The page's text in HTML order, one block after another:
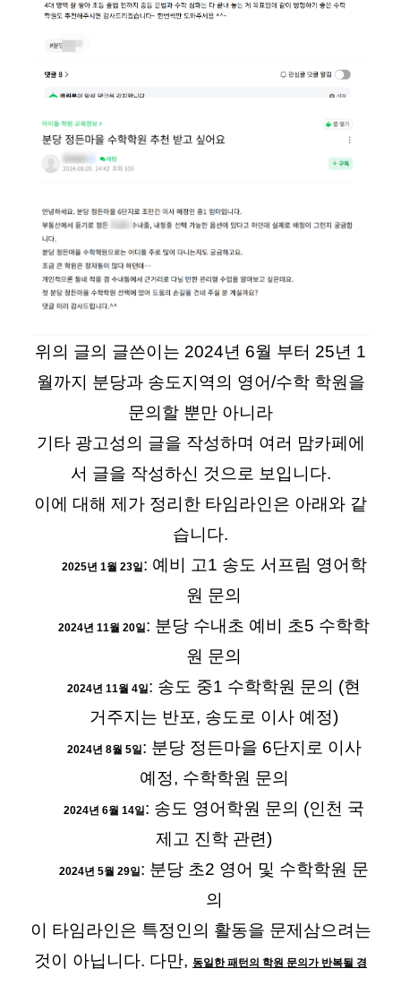
위의 글의 글쓴이는 2024년 6월 부터 25년 1
월까지 분당과 송도지역의 영어/수학 학원을
문의할 뿐만 아니라
기타 광고성의 글을 작성하며 여러 맘카페에
서 글을 작성하신 것으로 보입니다.
이에 대해 제가 정리한 타임라인은 아래와 같
습니다.
2025년 1월 23일: 예비 고1 송도 서프림 영어학
원 문의
2024년 11월 20일: 분당 수내초 예비 초5 수학학
원 문의
2024년 11월 4일: 송도 중1 수학학원 문의 (현
거주지는 반포, 송도로 이사 예정)
2024년 8월 5일: 분당 정든마을 6단지로 이사
예정, 수학학원 문의
2024년 6월 14일: 송도 영어학원 문의 (인천 국
제고 진학 관련)
2024년 5월 29일: 분당 초2 영어 및 수학학원 문
의
이 타임라인은 특정인의 활동을 문제삼으려는
것이 아닙니다. 다만, 동일한 패턴의 학원 문의가 반복될 경